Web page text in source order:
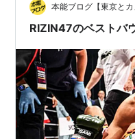
本能ブログ【東京とカ
RIZIN47のベストバ